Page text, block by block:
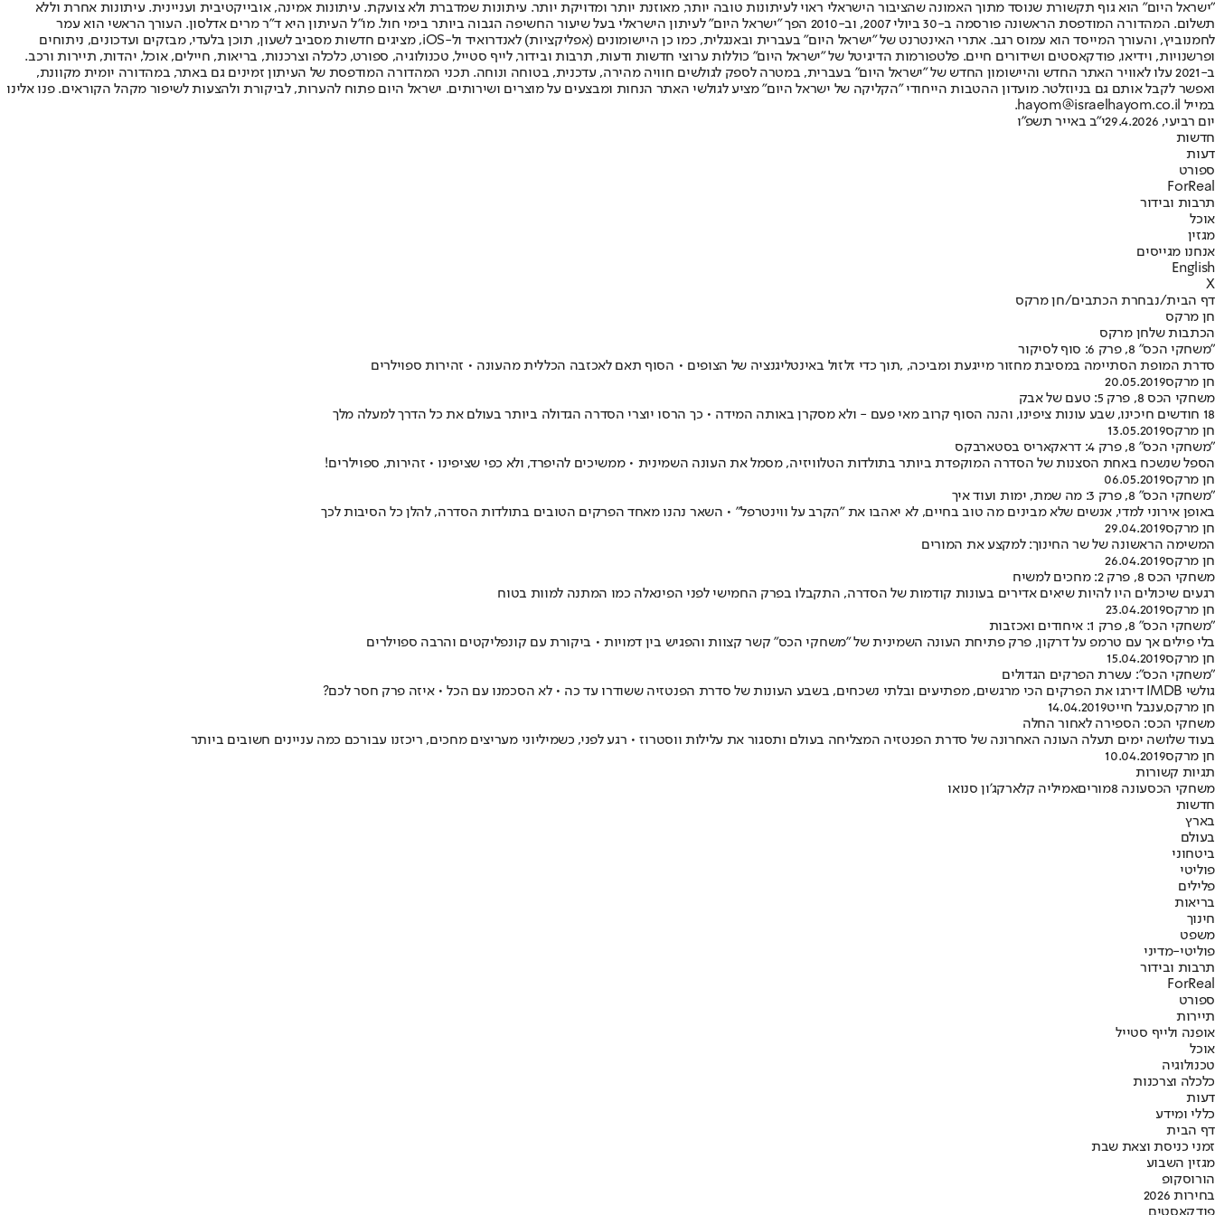
"ישראל היום" הוא גוף תקשורת שנוסד מתוך האמונה שהציבור הישראלי ראוי לעיתונות טובה יותר, מאוזנת יותר ומדויקת יותר. עיתונות שמדברת ולא צועקת. עיתונות אמינה, אובייקטיבית ועניינית. עיתונות אחרת וללא
תשלום. המהדורה המודפסת הראשונה פורסמה ב-30 ביולי 2007, וב-2010 הפך "ישראל היום" לעיתון הישראלי בעל שיעור החשיפה הגבוה ביותר בימי חול. מו"ל העיתון היא ד"ר מרים אדלסון. העורך הראשי הוא עמר
לחמנוביץ, והעורך המייסד הוא עמוס רגב. אתרי האינטרנט של "ישראל היום" בעברית ובאנגלית, כמו כן היישומונים (אפליקציות) לאנדרואיד ול-iOS, מציגים חדשות מסביב לשעון, תוכן בלעדי, מבזקים ועדכונים, ניתוחים
ופרשנויות, וידיאו, פודקאסטים ושידורים חיים. פלטפורמות הדיגיטל של "ישראל היום" כוללות ערוצי חדשות ודעות, תרבות ובידור, לייף סטייל, טכנולוגיה, ספורט, כלכלה וצרכנות, בריאות, חיילים, אוכל, יהדות, תיירות ורכב.
ב-2021 עלו לאוויר האתר החדש והיישומון החדש של "ישראל היום" בעברית, במטרה לספק לגולשים חוויה מהירה, עדכנית, בטוחה ונוחה. תכני המהדורה המודפסת של העיתון זמינים גם באתר, במהדורה יומית מקוונת,
ואפשר לקבל אותם גם בניוזלטר. מועדון ההטבות הייחודי "הקליקה של ישראל היום" מציע לגולשי האתר הנחות ומבצעים על מוצרים ושירותים. ישראל היום פתוח להערות, לביקורת ולהצעות לשיפור מקהל הקוראים. פנו אלינו
במייל hayom@israelhayom.co.il.
יום רביעי, 29.4.2026
י"ב באייר תשפ"ו
חדשות
דעות
ספורט
ForReal
תרבות ובידור
אוכל
מגזין
אנחנו מגייסים
English
X
דף הבית/נבחרת הכתבים/חן מרקס
חן מרקס
הכתבות שלחן מרקס
"משחקי הכס" 8, פרק 6: סוף לסיקור
סדרת המופת הסתיימה במסיבת מחזור מייגעת ומביכה, ,תוך כדי זלזול באינטליגנציה של הצופים • הסוף תאם לאכזבה הכללית מהעונה • זהירות ספוילרים
חן מרקס20.05.2019
משחקי הכס 8, פרק 5: טעם של אבק
18 חודשים חיכינו, שבע עונות ציפינו, והנה הסוף קרוב מאי פעם - ולא מסקרן באותה המידה • כך הרסו יוצרי הסדרה הגדולה ביותר בעולם את כל הדרך למעלה מלך
חן מרקס13.05.2019
"משחקי הכס" 8, פרק 4: דראקאריס בסטארבקס
הספל שנשכח באחת הסצנות של הסדרה המוקפדת ביותר בתולדות הטלוויזיה, מסמל את העונה השמינית • ממשיכים להיפרד, ולא כפי שציפינו • זהירות, ספוילרים!
חן מרקס06.05.2019
"משחקי הכס" 8, פרק 3: מה שמת, ימות ועוד איך
באופן אירוני למדי, אנשים שלא מבינים מה טוב בחיים, לא יאהבו את "הקרב על ווינטרפל" • השאר נהנו מאחד הפרקים הטובים בתולדות הסדרה, להלן כל הסיבות לכך
חן מרקס29.04.2019
המשימה הראשונה של שר החינוך: למקצע את המורים
חן מרקס26.04.2019
משחקי הכס 8, פרק 2: מחכים למשיח
רגעים שיכולים היו להיות שיאים אדירים בעונות קודמות של הסדרה, התקבלו בפרק החמישי לפני הפינאלה כמו המתנה למוות בטוח
חן מרקס23.04.2019
"משחקי הכס" 8, פרק 1: איחודים ואכזבות
בלי פילים אך עם טרמפ על דרקון, פרק פתיחת העונה השמינית של "משחקי הכס" קשר קצוות והפגיש בין דמויות • ביקורת עם קונפליקטים והרבה ספוילרים
חן מרקס15.04.2019
"משחקי הכס": עשרת הפרקים הגדולים
גולשי IMDB דירגו את הפרקים הכי מרגשים, מפתיעים ובלתי נשכחים, בשבע העונות של סדרת הפנטזיה ששודרו עד כה • לא הסכמנו עם הכל • איזה פרק חסר לכם?
חן מרקס,ענבל חייט14.04.2019
משחקי הכס: הספירה לאחור החלה
בעוד שלושה ימים תעלה העונה האחרונה של סדרת הפנטזיה המצליחה בעולם ותסגור את עלילות ווסטרוז • רגע לפני, כשמיליוני מעריצים מחכים, ריכזנו עבורכם כמה עניינים חשובים ביותר
חן מרקס10.04.2019
תגיות קשורות
משחקי הכסעונה 8 מוריםאמיליה קלארקג'ון סנואו
חדשות
בארץ
בעולם
ביטחוני
פוליטי
פלילים
בריאות
חינוך
משפט
פוליטי-מדיני
תרבות ובידור
ForReal
ספורט
תיירות
אופנה ולייף סטייל
אוכל
טכנולוגיה
כלכלה וצרכנות
דעות
כללי ומידע
דף הבית
זמני כניסת וצאת שבת
מגזין השבוע
הורוסקופ
בחירות 2026